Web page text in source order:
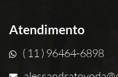
Atendimento
( 11 ) 96464-6898